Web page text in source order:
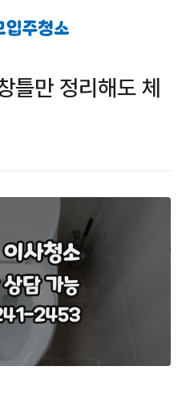
틀만 정리해도 체